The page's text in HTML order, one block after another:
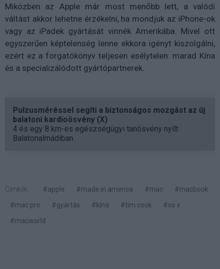
Miközben az Apple már most menőbb lett, a valódi
váltást akkor lehetne érzékelni, ha mondjuk az iPhone-ok
vagy az iPadek gyártását vinnék Amerikába. Mivel ott
egyszerűen képtelenség lenne ekkora igényt kiszolgálni,
ezért ez a forgatókönyv teljesen esélytelen: marad Kína
és a specializálódott gyártópartnerek.
Pulzusméréssel segíti a biztonságos mozgást az új
balatoni kardioösvény (X)
4 és egy 8 km-es egészségügyi tanösvény nyílt
Balatonalmádiban.
Címkék: #apple #made in america #mac
#macbook
#mac pro
#gyártás #kína #tim cook
#os x
#macworld